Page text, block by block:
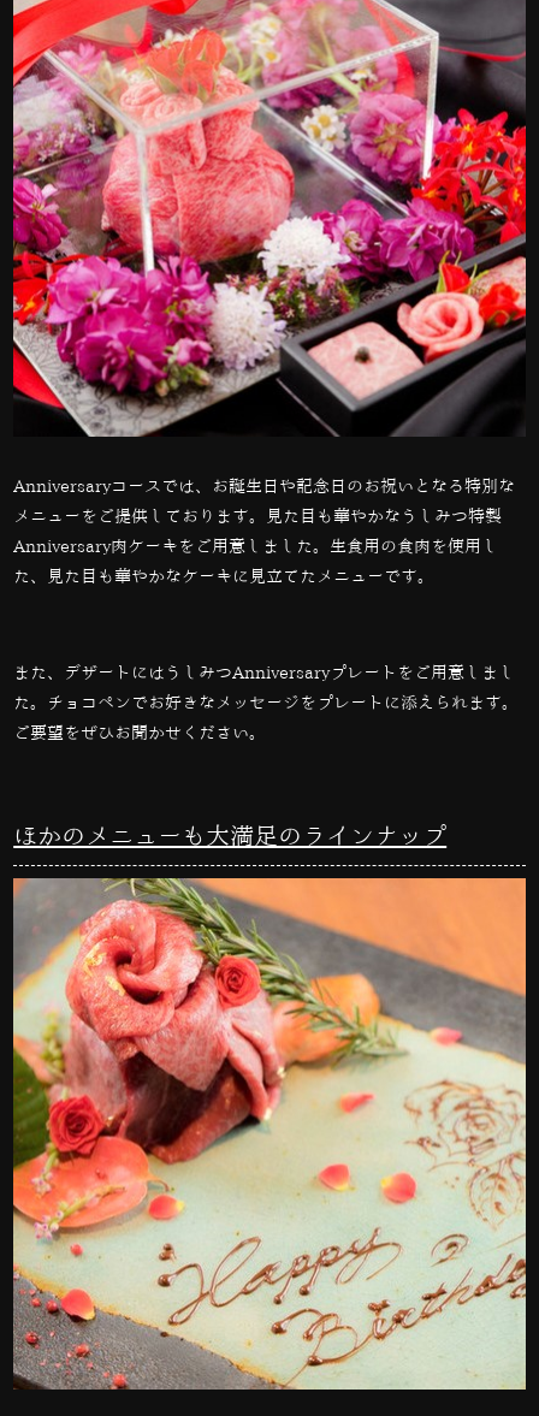
Anniversaryコースでは、お誕生日や記念日のお祝いとなる特別な
メニューをご提供しております。見た目も華やかなうしみつ特製
Anniversary肉ケーキをご用意しました。生食用の食肉を使用し
た、見た目も華やかなケーキに見立てたメニューです。
また、デザートにはうしみつAnniversaryプレートをご用意しまし
た。チョコペンでお好きなメッセージをプレートに添えられます。
ご要望をぜひお聞かせください。
ほかのメニューも大満足のラインナップ